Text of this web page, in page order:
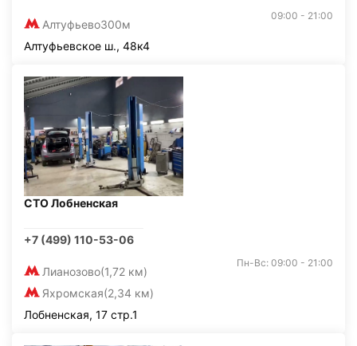
Алтуфьево300м
09:00 - 21:00
Алтуфьевское ш., 48к4
СТО Лобненская
+7 (499) 110-53-06
Лианозово(1,72 км)
Яхромская(2,34 км)
Пн-Вс: 09:00 - 21:00
Лобненская, 17 стр.1